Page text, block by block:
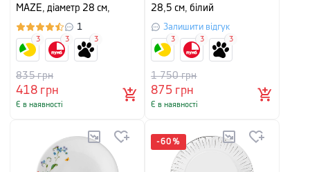
MAZE, діаметр 28 см,
блакитний
1
418грн
835грн
Є в наявності
3 3 3
28,5 см, білий
Залишити відгук
875грн
1 750грн
Є в наявності
3 3 3
-60 %